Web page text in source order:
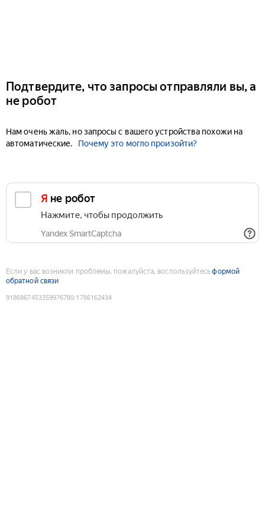
Подтвердите, что запросы отправляли вы, а
не робот
Нам очень жаль, но запросы с вашего устройства похожи на
автоматические.
Почему это могло произойти?
Я не робот
Нажмите, чтобы продолжить
Yandex SmartCaptcha
Если у вас возникли проблемы, пожалуйста, воспользуйтесьформой
обратной связи
9186867453359976780:1786162434